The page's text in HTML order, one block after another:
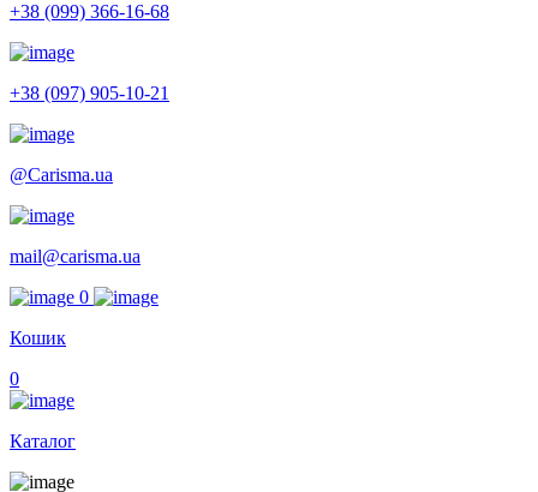
+38 (099) 366-16-68
+38 (097) 905-10-21
@Carisma.ua
mail@carisma.ua
0
Кошик
0
Каталог